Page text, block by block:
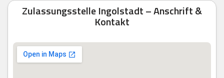
Zulassungsstelle Ingolstadt – Anschrift &
Kontakt